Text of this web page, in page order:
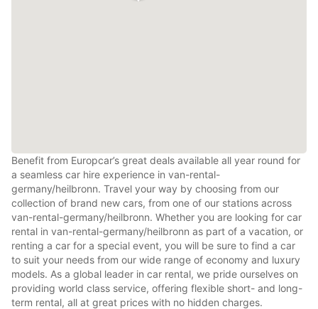
Benefit from Europcar’s great deals available all year round for
a seamless car hire experience in van-rental-
germany/heilbronn. Travel your way by choosing from our
collection of brand new cars, from one of our stations across
van-rental-germany/heilbronn. Whether you are looking for car
rental in van-rental-germany/heilbronn as part of a vacation, or
renting a car for a special event, you will be sure to find a car
to suit your needs from our wide range of economy and luxury
models. As a global leader in car rental, we pride ourselves on
providing world class service, offering flexible short- and long-
term rental, all at great prices with no hidden charges.